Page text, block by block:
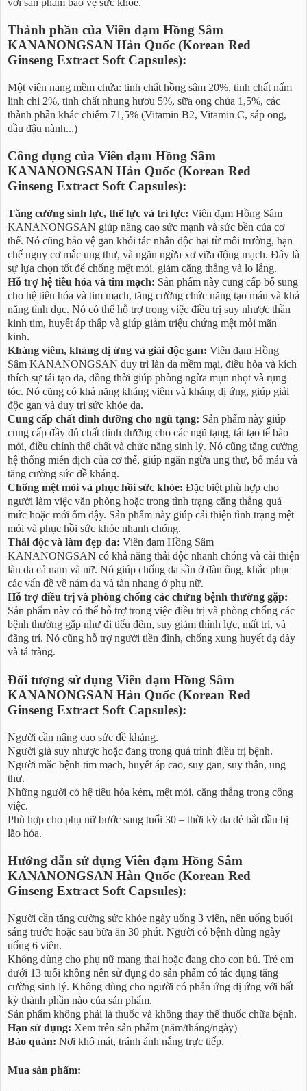
Thành phần của Viên đạm Hồng Sâm
KANANONGSAN Hàn Quốc (Korean Red
Ginseng Extract Soft Capsules):
Một viên nang mềm chứa: tinh chất hồng sâm 20%, tinh chất nấm
linh chi 2%, tinh chất nhung hươu 5%, sữa ong chúa 1,5%, các
thành phần khác chiếm 71,5% (Vitamin B2, Vitamin C, sáp ong,
dầu đậu nành...)
Công dụng của Viên đạm Hồng Sâm
KANANONGSAN Hàn Quốc (Korean Red
Ginseng Extract Soft Capsules):
Tăng cường sinh lực, thể lực và trí lực: Viên đạm Hồng Sâm
KANANONGSAN giúp nâng cao sức mạnh và sức bền của cơ
thể. Nó cũng bảo vệ gan khỏi tác nhân độc hại từ môi trường, hạn
chế nguy cơ mắc ung thư, và ngăn ngừa xơ vữa động mạch. Đây là
sự lựa chọn tốt để chống mệt mỏi, giảm căng thẳng và lo lắng.
Hỗ trợ hệ tiêu hóa và tim mạch: Sản phẩm này cung cấp bổ sung
cho hệ tiêu hóa và tim mạch, tăng cường chức năng tạo máu và khả
năng tình dục. Nó có thể hỗ trợ trong việc điều trị suy nhược thần
kinh tim, huyết áp thấp và giúp giảm triệu chứng mệt mỏi mãn
kinh.
Kháng viêm, kháng dị ứng và giải độc gan: Viên đạm Hồng
Sâm KANANONGSAN duy trì làn da mềm mại, điều hòa và kích
thích sự tái tạo da, đồng thời giúp phòng ngừa mụn nhọt và rụng
tóc. Nó cũng có khả năng kháng viêm và kháng dị ứng, giúp giải
độc gan và duy trì sức khỏe da.
Cung cấp chất dinh dưỡng cho ngũ tạng: Sản phẩm này giúp
cung cấp đầy đủ chất dinh dưỡng cho các ngũ tạng, tái tạo tế bào
mới, điều chỉnh thể chất và chức năng sinh lý. Nó cũng tăng cường
hệ thống miễn dịch của cơ thể, giúp ngăn ngừa ung thư, bổ máu và
tăng cường sức đề kháng.
Chống mệt mỏi và phục hồi sức khỏe: Đặc biệt phù hợp cho
người làm việc văn phòng hoặc trong tình trạng căng thẳng quá
mức hoặc mới ốm dậy. Sản phẩm này giúp cải thiện tình trạng mệt
mỏi và phục hồi sức khỏe nhanh chóng.
Thải độc và làm đẹp da: Viên đạm Hồng Sâm
KANANONGSAN có khả năng thải độc nhanh chóng và cải thiện
làn da cả nam và nữ. Nó giúp chống da sần ở đàn ông, khắc phục
các vấn đề về nám da và tàn nhang ở phụ nữ.
Hỗ trợ điều trị và phòng chống các chứng bệnh thường gặp:
Sản phẩm này có thể hỗ trợ trong việc điều trị và phòng chống các
bệnh thường gặp như đi tiểu đêm, suy giảm thính lực, mất trí, và
đãng trí. Nó cũng hỗ trợ người tiền đình, chống xung huyết dạ dày
và tá tràng.
Đối tượng sử dụng Viên đạm Hồng Sâm
KANANONGSAN Hàn Quốc (Korean Red
Ginseng Extract Soft Capsules):
Người cần nâng cao sức đề kháng.
Người già suy nhược hoặc đang trong quá trình điều trị bệnh.
Người mắc bệnh tim mạch, huyết áp cao, suy gan, suy thận, ung
thư.
Những người có hệ tiêu hóa kém, mệt mỏi, căng thẳng trong công
việc.
Phù hợp cho phụ nữ bước sang tuổi 30 – thời kỳ da dẻ bắt đầu bị
lão hóa.
Hướng dẫn sử dụng Viên đạm Hồng Sâm
KANANONGSAN Hàn Quốc (Korean Red
Ginseng Extract Soft Capsules):
Người cần tăng cường sức khỏe ngày uống 3 viên, nên uống buổi
sáng trước hoặc sau bữa ăn 30 phút. Người có bệnh dùng ngày
uống 6 viên.
Không dùng cho phụ nữ mang thai hoặc đang cho con bú. Trẻ em
dưới 13 tuổi không nên sử dụng do sản phẩm có tác dụng tăng
cường sinh lý. Không dùng cho người có phản ứng dị ứng với bất
kỳ thành phần nào của sản phẩm.
Sản phẩm không phải là thuốc và không thay thế thuốc chữa bệnh.
Hạn sử dụng: Xem trên sản phẩm (năm/tháng/ngày)
Bảo quản: Nơi khô mát, tránh ánh nắng trực tiếp.
Mua sản phẩm: